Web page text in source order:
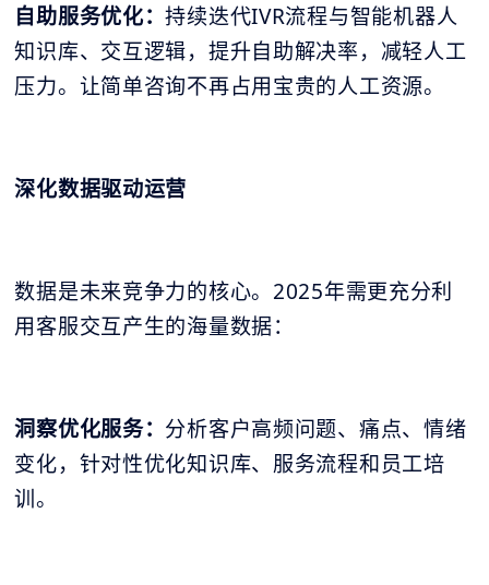
自助服务优化：持续迭代IVR流程与智能机器人
知识库、交互逻辑，提升自助解决率，减轻人工
压力。让简单咨询不再占用宝贵的人工资源。
深化数据驱动运营
数据是未来竞争力的核心。2025年需更充分利
用客服交互产生的海量数据：
洞察优化服务： 分析客户高频问题、痛点、情绪
变化，针对性优化知识库、服务流程和员工培
训。